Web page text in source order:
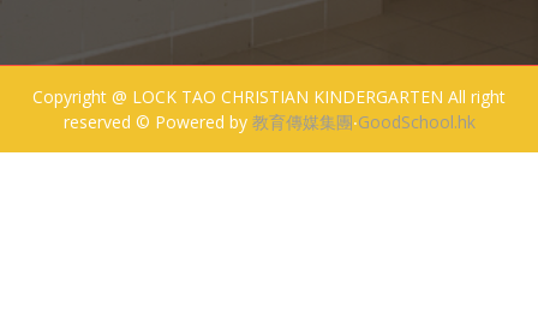
Copyright @ LOCK TAO CHRISTIAN KINDERGARTEN All right
reserved © Powered by 教育傳媒集團‧GoodSchool.hk